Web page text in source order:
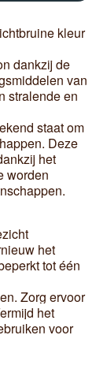
kleur
dankzij de
van
stralende en
staat om
Deze
het
worden
het
tot één
Zorg ervoor
het
voor